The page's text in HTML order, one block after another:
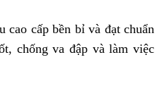
cấp bền bỉ và đạt chuẩn
chống va đập và làm việc